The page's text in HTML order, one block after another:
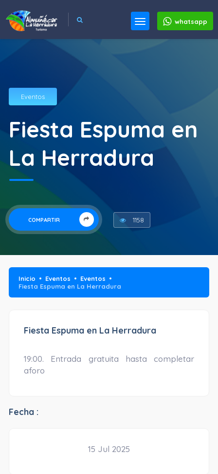
whatsapp
Eventos
Fiesta Espuma en
La Herradura
COMPARTIR 1158
Inicio Eventos
Eventos
Fiesta Espuma en La Herradura
Fiesta Espuma en La Herradura
19:00. Entrada gratuita hasta completar
aforo
Fecha :
15 Jul 2025